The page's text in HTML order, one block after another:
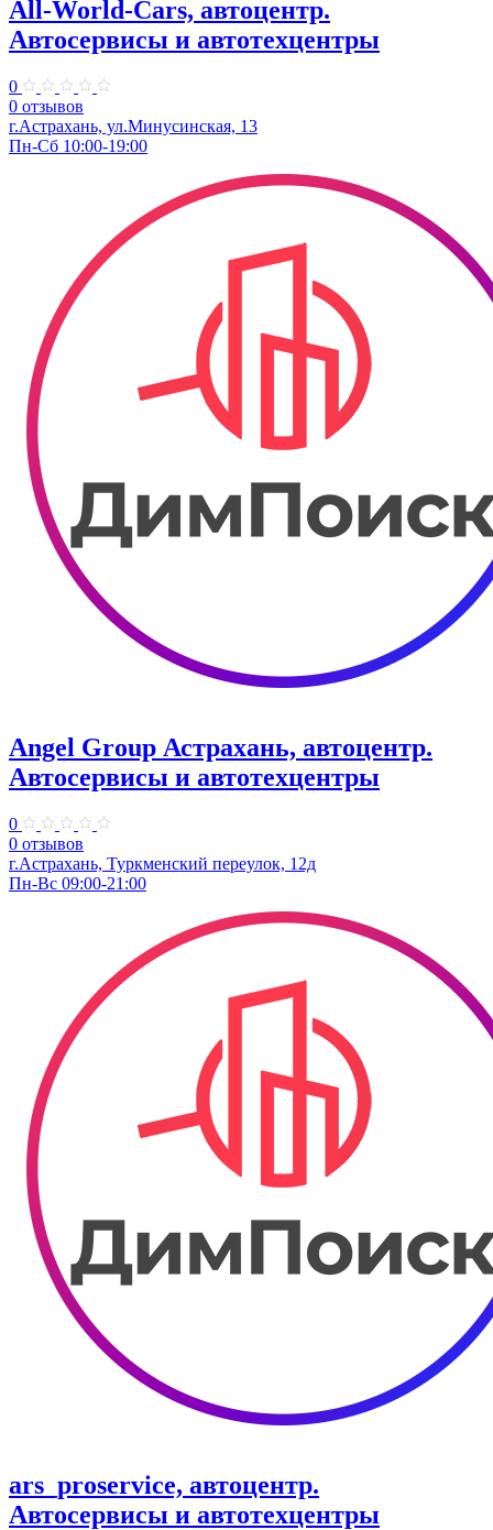
All-World-Cars, автоцентр.
Автосервисы и автотехцентры
0
0 отзывов
г.Астрахань, ул.Минусинская, 13
Пн-Сб 10:00-19:00
Angel Group Астрахань, автоцентр.
Автосервисы и автотехцентры
0
0 отзывов
г.Астрахань, Туркменский переулок, 12д
Пн-Вс 09:00-21:00
ars_proservice, автоцентр.
Автосервисы и автотехцентры